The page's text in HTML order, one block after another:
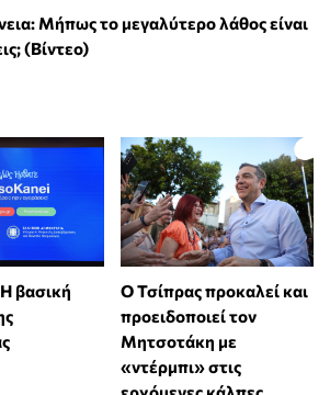
Μήπως το μεγαλύτερο λάθος είναι
(Βίντεο)
βασική
Ο Τσίπρας προκαλεί και
προειδοποιεί τον
Μητσοτάκη με
«ντέρμπι» στις